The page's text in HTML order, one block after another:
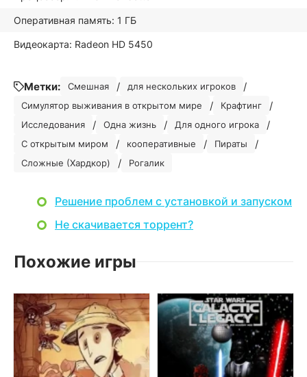
Оперативная память: 1 ГБ
Видеокарта: Radeon HD 5450
Метки: Смешная / для нескольких игроков /
Симулятор выживания в открытом мире / Крафтинг /
Исследования / Одна жизнь / Для одного игрока /
С открытым миром / кооперативные / Пираты /
Сложные (Хардкор) / Рогалик
Решение проблем с установкой и запуском
Не скачивается торрент?
Похожие игры